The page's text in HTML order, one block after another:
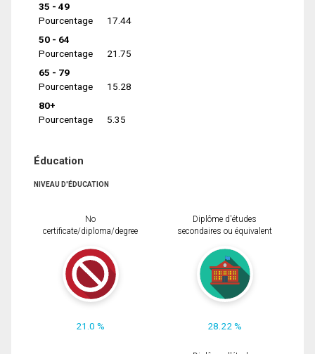
35 - 49
Pourcentage
17.44
50 - 64
Pourcentage
21.75
65 - 79
Pourcentage
15.28
80+
Pourcentage
5.35
Éducation
NIVEAU D'ÉDUCATION
No
certificate/diploma/degree
21.0 %
Diplôme d'études
secondaires ou équivalent
28.22 %